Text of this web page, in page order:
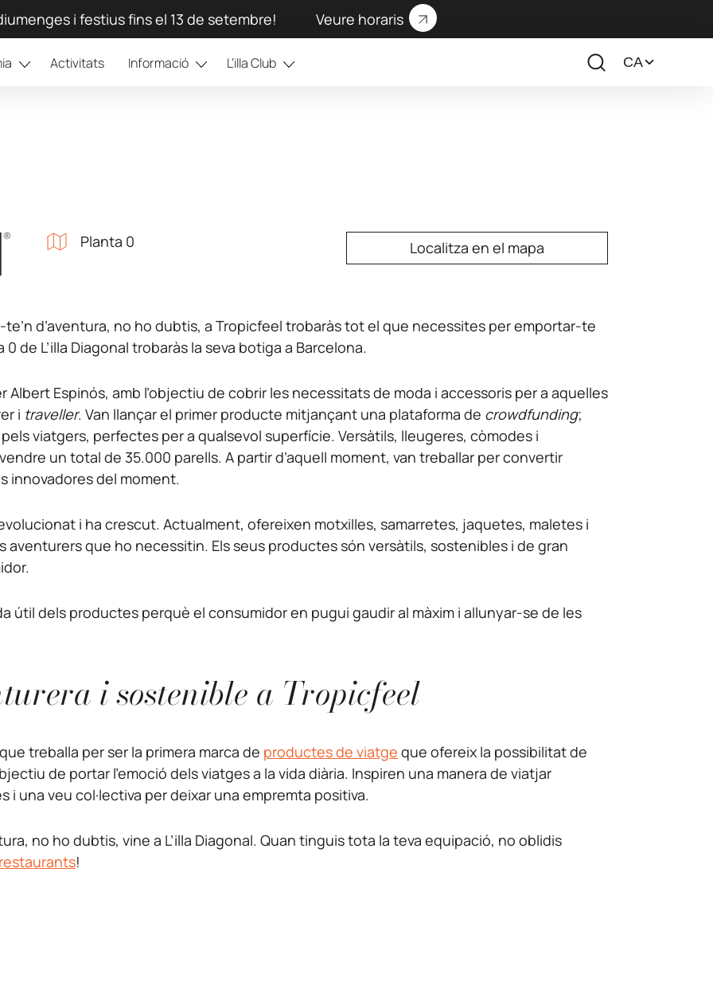
i festius fins el 13 de setembre! Veure horaris
Activitats Informació L’illa Club
Planta 0 Localitza en el mapa
d’aventura, no ho dubtis, a Tropicfeel trobaràs tot el que necessites per emportar-te
de L’illa Diagonal trobaràs la seva botiga a Barcelona.
Albert Espinós, amb l’objectiu de cobrir les necessitats de moda i accessoris per a aquelles
i traveller. Van llançar el primer producte mitjançant una plataforma de crowdfunding;
viatgers, perfectes per a qualsevol superfície. Versàtils, lleugeres, còmodes i
un total de 35.000 parells. A partir d’aquell moment, van treballar per convertir
innovadores del moment.
i ha crescut. Actualment, ofereixen motxilles, samarretes, jaquetes, maletes i
que ho necessitin. Els seus productes són versàtils, sostenibles i de gran
útil dels productes perquè el consumidor en pugui gaudir al màxim i allunyar-se de les
i sostenible a Tropicfeel
treballa per ser la primera marca de productes de viatge que ofereix la possibilitat de
de portar l’emoció dels viatges a la vida diària. Inspiren una manera de viatjar
una veu col·lectiva per deixar una empremta positiva.
no ho dubtis, vine a L’illa Diagonal. Quan tinguis tota la teva equipació, no oblidis
!